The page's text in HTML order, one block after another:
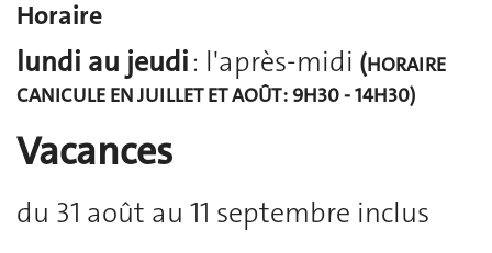
Horaire
lundi au jeudi: l'après-midi (HORAIRE
CANICULE EN JUILLET ET AOÛT : 9H30 - 14H30)
Vacances
du 31 août au 11 septembre inclus